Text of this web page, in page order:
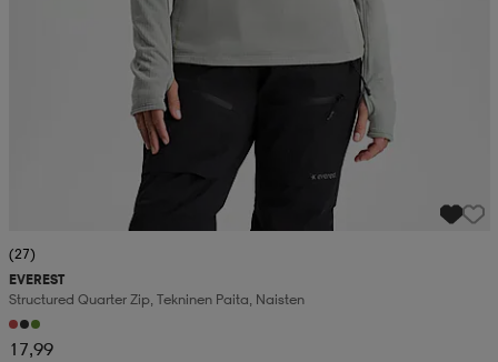
(27)
EVEREST
Structured Quarter Zip, Tekninen Paita, Naisten
17,99